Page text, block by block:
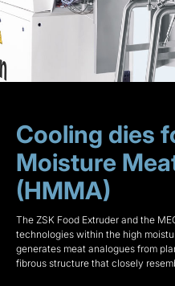
Cooling dies
Moisture
(HMMA)
The ZSK Food Extruder and the
technologies within the high
generates meat analogues from
fibrous structure that closely